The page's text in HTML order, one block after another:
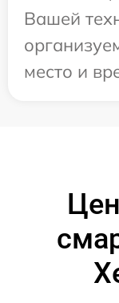
Вашей
место и